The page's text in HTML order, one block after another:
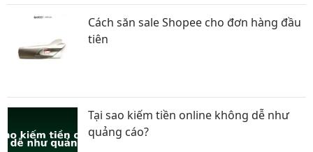
Cách săn sale Shopee cho đơn hàng đầu
tiên
Tại sao kiếm tiền online không dễ như
quảng cáo?